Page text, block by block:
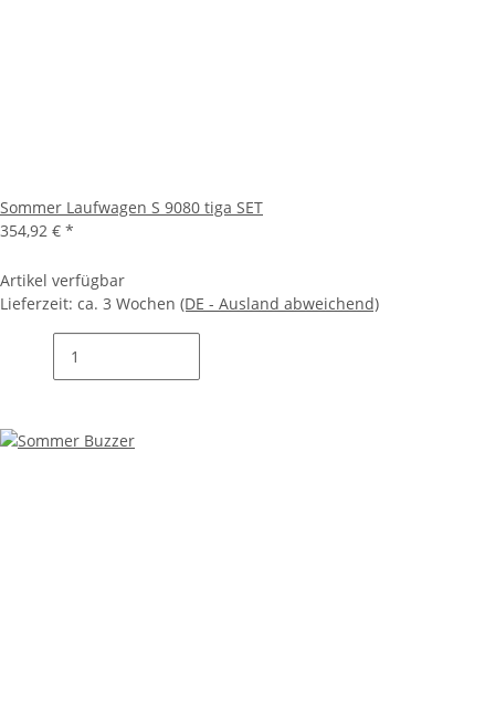
Sommer Laufwagen S 9080 tiga SET
354,92 € *
Artikel verfügbar
Lieferzeit: ca. 3 Wochen (DE - Ausland abweichend)